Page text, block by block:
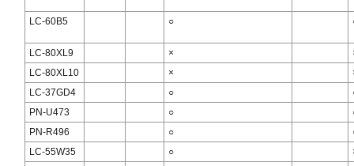
LC-60B5 ○
LC-80XL9 ×
LC-80XL10
×
LC-37GD4
○
PN-U473
○
PN-R496
○
LC-55W35
○